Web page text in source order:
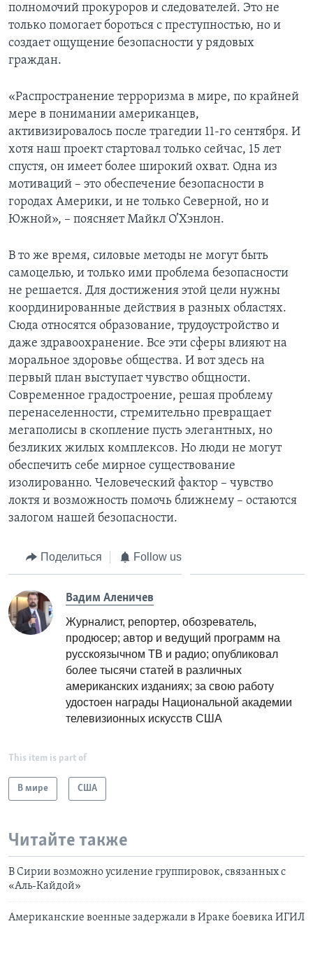
полномочий прокуроров и следователей. Это не
только помогает бороться с преступностью, но и
создает ощущение безопасности у рядовых
граждан.
«Распространение терроризма в мире, по крайней
мере в понимании американцев,
активизировалось после трагедии 11-го сентября. И
хотя наш проект стартовал только сейчас, 15 лет
спустя, он имеет более широкий охват. Одна из
мотиваций – это обеспечение безопасности в
городах Америки, и не только Северной, но и
Южной», – поясняет Майкл О’Хэнлон.
В то же время, силовые методы не могут быть
самоцелью, и только ими проблема безопасности
не решается. Для достижения этой цели нужны
координированные действия в разных областях.
Сюда относятся образование, трудоустройство и
даже здравоохранение. Все эти сферы влияют на
моральное здоровье общества. И вот здесь на
первый план выступает чувство общности.
Современное градостроение, решая проблему
перенаселенности, стремительно превращает
мегаполисы в скопление пусть элегантных, но
безликих жилых комплексов. Но люди не могут
обеспечить себе мирное существование
изолированно. Человеческий фактор – чувство
локтя и возможность помочь ближнему – остаются
залогом нашей безопасности.
Поделиться Follow us
Вадим Аленичев
Журналист, репортер, обозреватель,
продюсер; автор и ведущий программ на
русскоязычном ТВ и радио; опубликовал
более тысячи статей в различных
американских изданиях; за свою работу
удостоен награды Национальной академии
телевизионных искусств США
This item is part of
В мире США
Читайте также
В Сирии возможно усиление группировок, связанных с
«Аль-Кайдой»
Американские военные задержали в Ираке боевика ИГИЛ